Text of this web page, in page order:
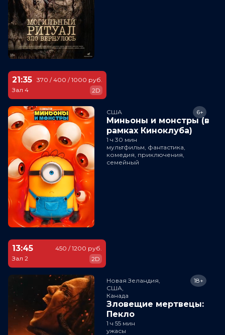
21:35
Зал 4
370 / 400 / 1000 руб.
2D
США
Миньоны и монстры (в
рамках Киноклуба)
6+
1 ч 30 мин
мультфильм, фантастика,
комедия, приключения,
семейный
13:45
Зал 2
450 / 1200 руб.
2D
Новая Зеландия,
США,
Канада
Зловещие мертвецы:
Пекло
18+
1 ч 55 мин
ужасы